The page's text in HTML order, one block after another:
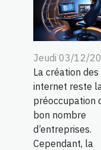
Jeudi 03/12/
La création des
internet reste
préoccupation
bon nombre
d’entreprises.
Cependant, la